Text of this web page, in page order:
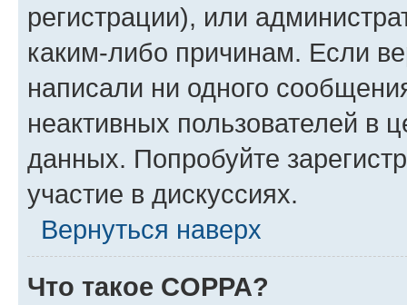
регистрации), или
каким-либо причинам. Если
написали ни одного
неактивных пользователей в
данных. Попробуйте
участие в дискуссиях.
Вернуться наверх
Что такое COPPA?